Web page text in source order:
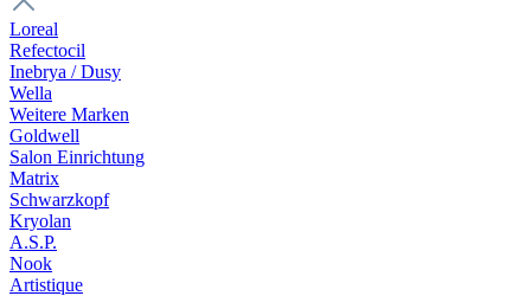
Loreal
Refectocil
Inebrya / Dusy
Wella
Weitere Marken
Goldwell
Salon Einrichtung
Matrix
Schwarzkopf
Kryolan
A.S.P.
Nook
Artistique